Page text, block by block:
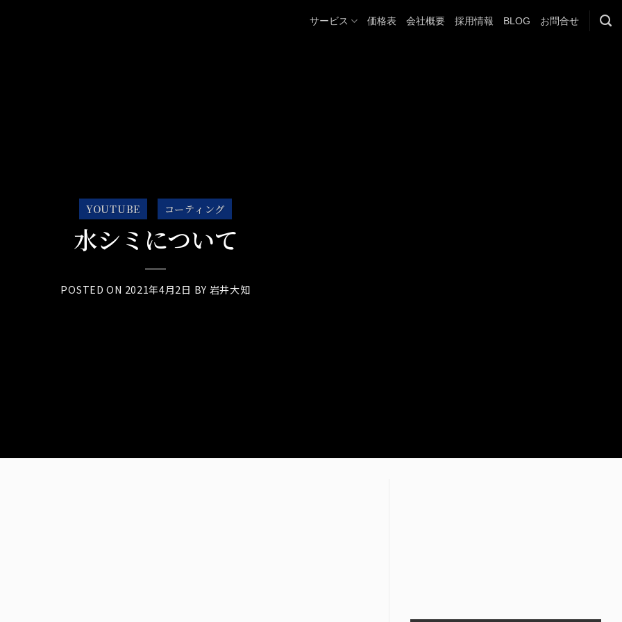
サービス 価格表 会社概要 採用情報 BLOG お問合せ
YOUTUBE コーティング
水シミについて
POSTED ON 2021年4月2日 BY 岩井大知